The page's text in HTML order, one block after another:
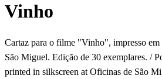
Vinho
Cartaz para o filme "Vinho", impresso
São Miguel. Edição de 30 exemplares. /
printed in silkscreen at Oficinas de São